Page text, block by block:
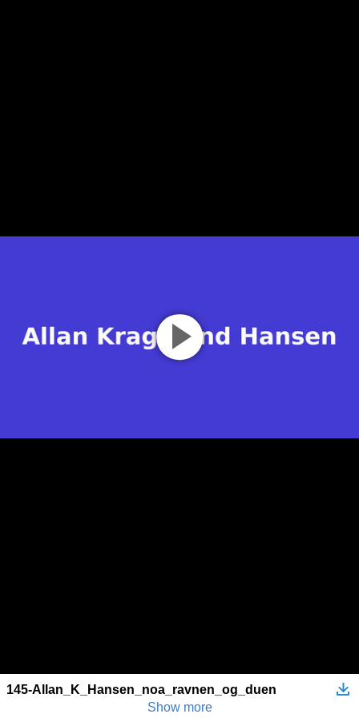
145-Allan_K_Hansen_noa_ravnen_og_duen
Show more